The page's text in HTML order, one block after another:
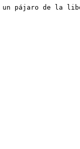
un pájaro de la